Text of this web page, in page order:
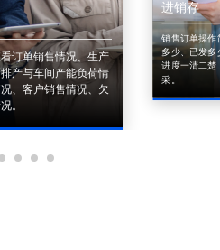
订单销售情况、生产
产与车间产能负荷情
、客户销售情况、欠
。
进销存
销售订单操作
多少、已发多
进度一清二楚
采。